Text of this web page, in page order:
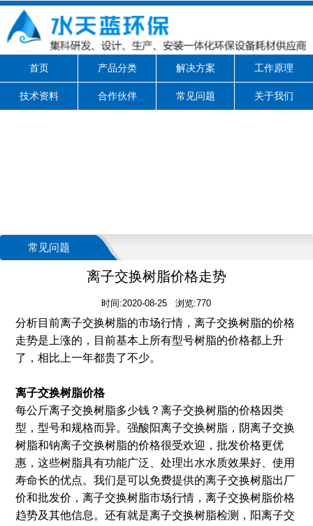
首页 产品分类 解决方案 工作原理
技术资料 合作伙伴 常见问题 关于我们
常见问题
离子交换树脂价格走势
时间:2020-08-25 浏览:770
分析目前离子交换树脂的市场行情，离子交换树脂的价格
走势是上涨的，目前基本上所有型号树脂的价格都上升
了，相比上一年都贵了不少。
离子交换树脂价格
每公斤离子交换树脂多少钱？离子交换树脂的价格因类
型，型号和规格而异。强酸阳离子交换树脂，阴离子交换
树脂和钠离子交换树脂的价格很受欢迎，批发价格更优
惠，这些树脂具有功能广泛、处理出水水质效果好、使用
寿命长的优点。我们是可以免费提供的离子交换树脂出厂
价和批发价，离子交换树脂市场行情，离子交换树脂价格
趋势及其他信息。还有就是离子交换树脂检测，阳离子交